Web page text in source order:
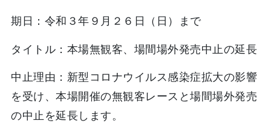
期日：令和３年９月２６日（日）まで
タイトル：本場無観客、場間場外発売中止の延長
中止理由：新型コロナウイルス感染症拡大の影響
を受け、本場開催の無観客レースと場間場外発売
の中止を延長します。